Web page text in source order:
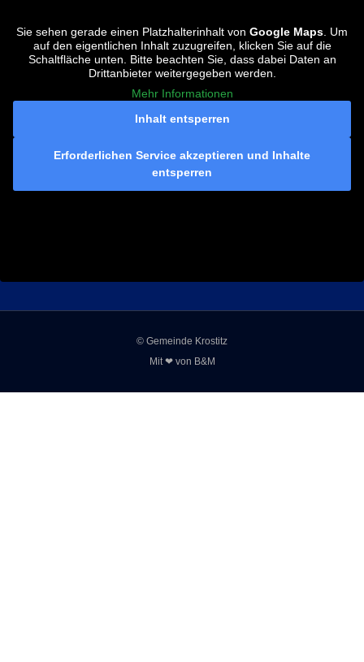
Sie sehen gerade einen Platzhalterinhalt von Google Maps . Um
auf den eigentlichen Inhalt zuzugreifen, klicken Sie auf die
Schaltfläche unten. Bitte beachten Sie, dass dabei Daten an
Drittanbieter weitergegeben werden.
Mehr Informationen
Inhalt entsperren
Erforderlichen Service akzeptieren und Inhalte
entsperren
© Gemeinde Krostitz
Mit ❤ von B&M